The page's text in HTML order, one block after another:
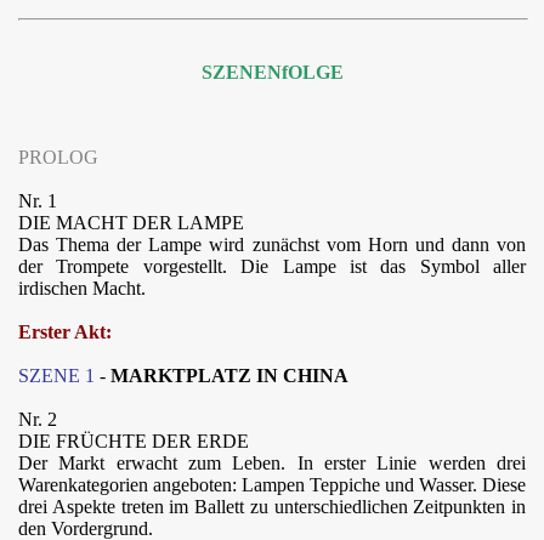
SZENENfOLGE
PROLOG
Nr. 1
DIE MACHT DER LAMPE
Das Thema der Lampe wird zunächst vom Horn und dann von
der Trompete vorgestellt. Die Lampe ist das Symbol aller
irdischen Macht.
Erster Akt:
SZENE 1 - MARKTPLATZ IN CHINA
Nr. 2
DIE FRÜCHTE DER ERDE
Der Markt erwacht zum Leben. In erster Linie werden drei
Warenkategorien angeboten: Lampen Teppiche und Wasser. Diese
drei Aspekte treten im Ballett zu unterschiedlichen Zeitpunkten in
den Vordergrund.